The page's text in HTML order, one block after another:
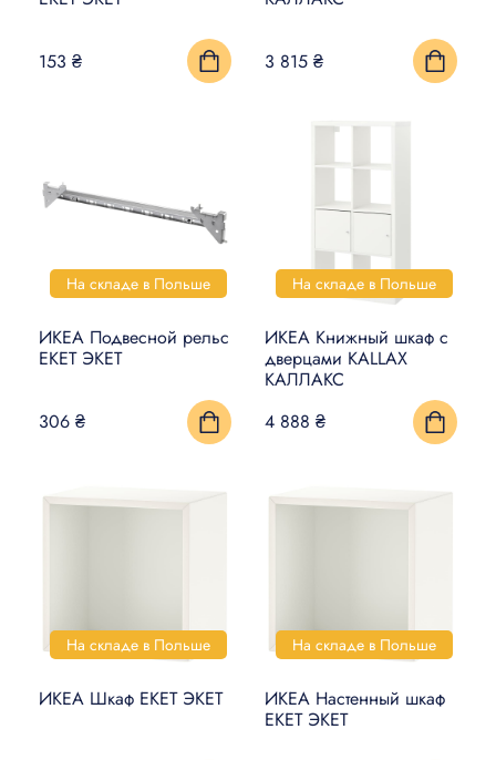
КОВРЫ, МАТЫ И ПОЛЫ
153 ₴ 3 815 ₴
На складе в Польше
ИКЕА Подвесной рельс
EKET ЭКЕТ
306 ₴
На складе в Польше
ИКЕА Книжный шкаф с
дверцами KALLAX
КАЛЛАКС
4 888 ₴
На складе в Польше
ИКЕА Шкаф EKET ЭКЕТ
На складе в Польше
ИКЕА Настенный шкаф
EKET ЭКЕТ